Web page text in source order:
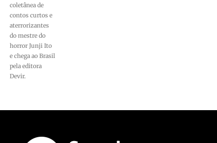
coletânea de
contos curtos e
aterrorizantes
do mestre do
horror Junji Ito
e chega ao Brasil
pela editora
Devir.